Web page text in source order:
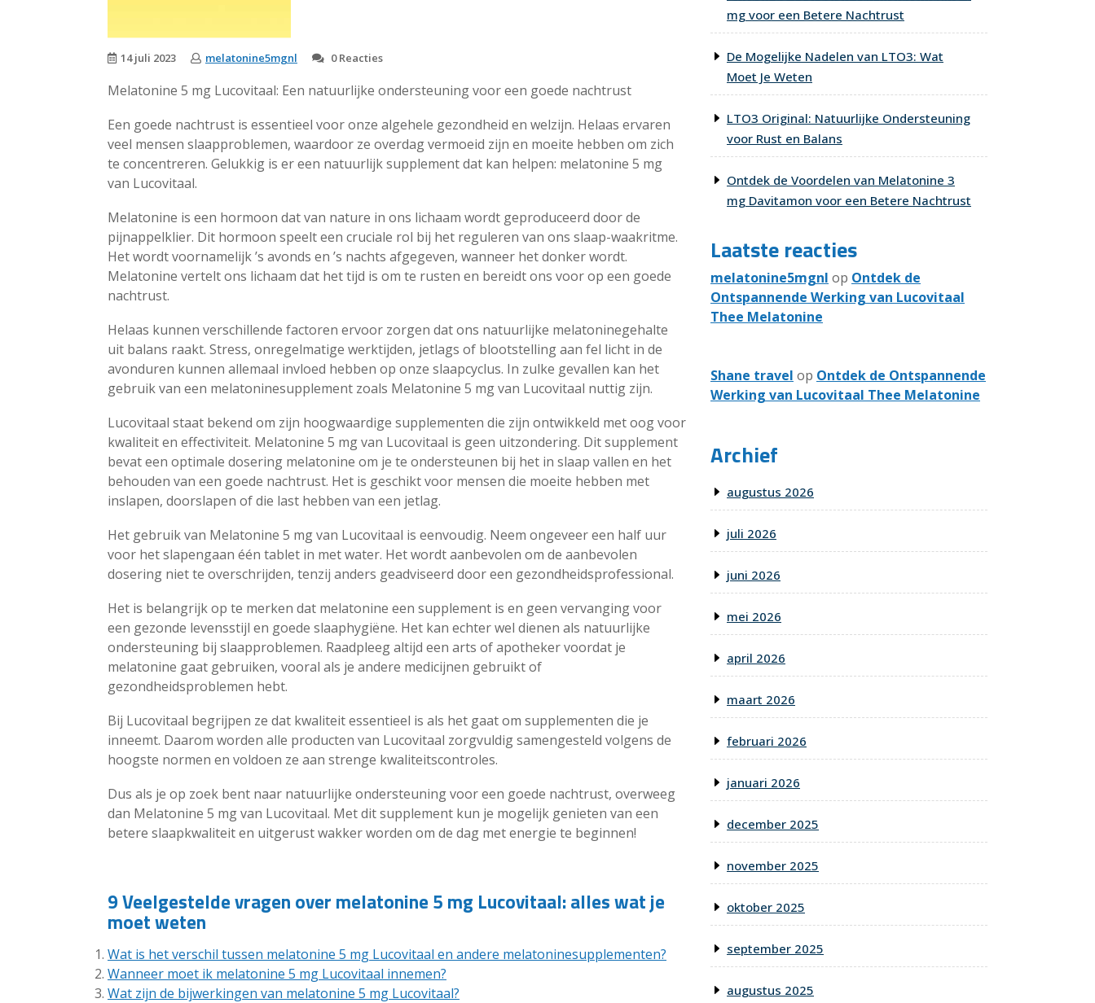
14 juli 2023 melatonine5mgnl 0 Reacties
Melatonine 5 mg Lucovitaal: Een natuurlijke ondersteuning voor een goede nachtrust
Een goede nachtrust is essentieel voor onze algehele gezondheid en welzijn. Helaas ervaren
veel mensen slaapproblemen, waardoor ze overdag vermoeid zijn en moeite hebben om zich
te concentreren. Gelukkig is er een natuurlijk supplement dat kan helpen: melatonine 5 mg
van Lucovitaal.
Melatonine is een hormoon dat van nature in ons lichaam wordt geproduceerd door de
pijnappelklier. Dit hormoon speelt een cruciale rol bij het reguleren van ons slaap-waakritme.
Het wordt voornamelijk ’s avonds en ’s nachts afgegeven, wanneer het donker wordt.
Melatonine vertelt ons lichaam dat het tijd is om te rusten en bereidt ons voor op een goede
nachtrust.
Helaas kunnen verschillende factoren ervoor zorgen dat ons natuurlijke melatoninegehalte
uit balans raakt. Stress, onregelmatige werktijden, jetlags of blootstelling aan fel licht in de
avonduren kunnen allemaal invloed hebben op onze slaapcyclus. In zulke gevallen kan het
gebruik van een melatoninesupplement zoals Melatonine 5 mg van Lucovitaal nuttig zijn.
Lucovitaal staat bekend om zijn hoogwaardige supplementen die zijn ontwikkeld met oog voor
kwaliteit en effectiviteit. Melatonine 5 mg van Lucovitaal is geen uitzondering. Dit supplement
bevat een optimale dosering melatonine om je te ondersteunen bij het in slaap vallen en het
behouden van een goede nachtrust. Het is geschikt voor mensen die moeite hebben met
inslapen, doorslapen of die last hebben van een jetlag.
Het gebruik van Melatonine 5 mg van Lucovitaal is eenvoudig. Neem ongeveer een half uur
voor het slapengaan één tablet in met water. Het wordt aanbevolen om de aanbevolen
dosering niet te overschrijden, tenzij anders geadviseerd door een gezondheidsprofessional.
Het is belangrijk op te merken dat melatonine een supplement is en geen vervanging voor
een gezonde levensstijl en goede slaaphygiëne. Het kan echter wel dienen als natuurlijke
ondersteuning bij slaapproblemen. Raadpleeg altijd een arts of apotheker voordat je
melatonine gaat gebruiken, vooral als je andere medicijnen gebruikt of
gezondheidsproblemen hebt.
Bij Lucovitaal begrijpen ze dat kwaliteit essentieel is als het gaat om supplementen die je
inneemt. Daarom worden alle producten van Lucovitaal zorgvuldig samengesteld volgens de
hoogste normen en voldoen ze aan strenge kwaliteitscontroles.
Dus als je op zoek bent naar natuurlijke ondersteuning voor een goede nachtrust, overweeg
dan Melatonine 5 mg van Lucovitaal. Met dit supplement kun je mogelijk genieten van een
betere slaapkwaliteit en uitgerust wakker worden om de dag met energie te beginnen!
9 Veelgestelde vragen over melatonine 5 mg Lucovitaal: alles wat je
moet weten
Wat is het verschil tussen melatonine 5 mg Lucovitaal en andere melatoninesupplementen?
Wanneer moet ik melatonine 5 mg Lucovitaal innemen?
Wat zijn de bijwerkingen van melatonine 5 mg Lucovitaal?
mg voor een Betere Nachtrust
De Mogelijke Nadelen van LTO3: Wat
Moet Je Weten
LTO3 Original: Natuurlijke Ondersteuning
voor Rust en Balans
Ontdek de Voordelen van Melatonine 3
mg Davitamon voor een Betere Nachtrust
Laatste reacties
melatonine5mgnl op Ontdek de
Ontspannende Werking van Lucovitaal
Thee Melatonine
Shane travel op Ontdek de Ontspannende
Werking van Lucovitaal Thee Melatonine
Archief
augustus 2026
juli 2026
juni 2026
mei 2026
april 2026
maart 2026
februari 2026
januari 2026
december 2025
november 2025
oktober 2025
september 2025
augustus 2025